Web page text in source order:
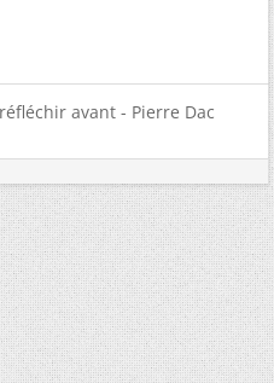
avant - Pierre Dac